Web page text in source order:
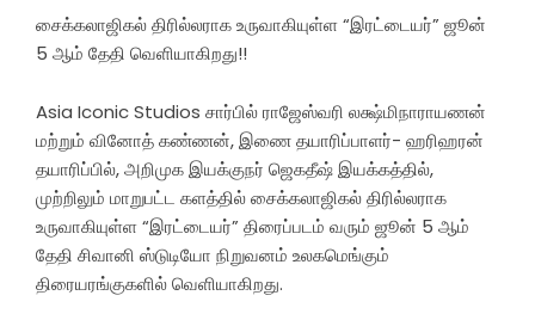
சைக்கலாஜிகல் திரில்லராக உருவாகியுள்ள “இரட்டையர்” ஜூன்
5 ஆம் தேதி வெளியாகிறது!!
Asia Iconic Studios சார்பில் ராஜேஸ்வரி லக்ஷ்மிநாராயணன்
மற்றும் வினோத் கண்ணன், இணை தயாரிப்பாளர்- ஹரிஹரன்
தயாரிப்பில், அறிமுக இயக்குநர் ஜெகதீஷ் இயக்கத்தில்,
முற்றிலும் மாறுபட்ட களத்தில் சைக்கலாஜிகல் திரில்லராக
உருவாகியுள்ள “இரட்டையர்” திரைப்படம் வரும் ஜூன் 5 ஆம்
தேதி சிவானி ஸ்டுடியோ நிறுவனம் உலகமெங்கும்
திரையரங்குகளில் வெளியாகிறது.